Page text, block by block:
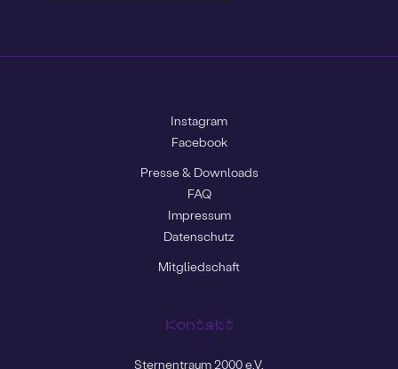
Instagram
Facebook
Presse & Downloads
FAQ
Impressum
Datenschutz
Mitgliedschaft
Kontakt
Sternentraum 2000 e.V.